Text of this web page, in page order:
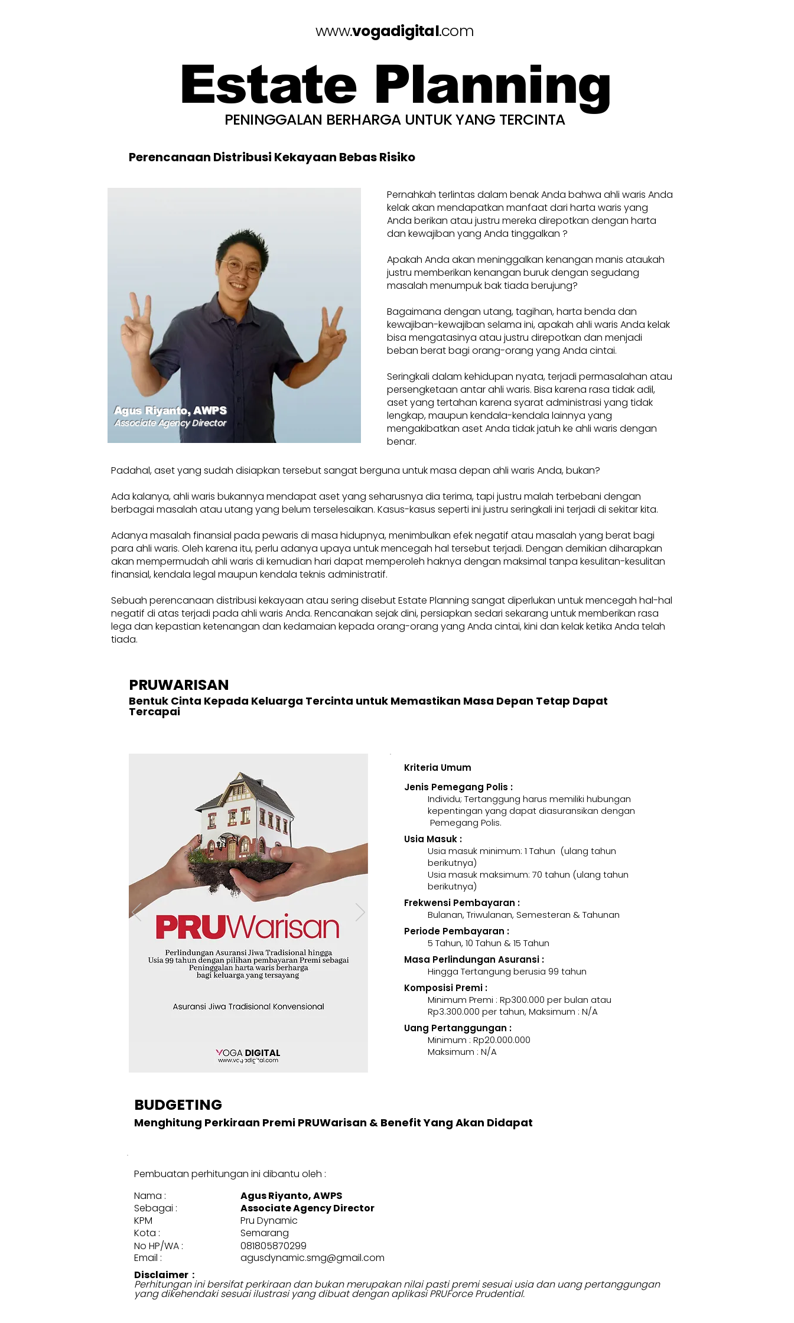
www.vogadigital.com
Estate Planning
PENINGGALAN BERHARGA UNTUK YANG TERCINTA
Perencanaan Distribusi Kekayaan Bebas Risiko
Associate Agency Director
Agus Riyanto, AWPS
Pernahkah terlintas dalam benak Anda bahwa ahli waris Anda
kelak akan mendapatkan manfaat dari harta waris yang
Anda berikan atau justru mereka direpotkan dengan harta
dan kewajiban yang Anda tinggalkan ?
Apakah Anda akan meninggalkan kenangan manis ataukah
justru memberikan kenangan buruk dengan segudang
masalah menumpuk bak tiada berujung?
Bagaimana dengan utang, tagihan, harta benda dan
kewajiban-kewajiban selama ini, apakah ahli waris Anda kelak
bisa mengatasinya atau justru direpotkan dan menjadi
beban berat bagi orang-orang yang Anda cintai.
Seringkali dalam kehidupan nyata, terjadi permasalahan atau
persengketaan antar ahli waris. Bisa karena rasa tidak adil,
aset yang tertahan karena syarat administrasi yang tidak
lengkap, maupun kendala-kendala lainnya yang
mengakibatkan aset Anda tidak jatuh ke ahli waris dengan
benar.
Padahal, aset yang sudah disiapkan tersebut sangat berguna untuk masa depan ahli waris Anda, bukan?
Ada kalanya, ahli waris bukannya mendapat aset yang seharusnya dia terima, tapi justru malah terbebani dengan
berbagai masalah atau utang yang belum terselesaikan. Kasus-kasus seperti ini justru seringkali ini terjadi di sekitar kita.
Adanya masalah finansial pada pewaris di masa hidupnya, menimbulkan efek negatif atau masalah yang berat bagi
para ahli waris. Oleh karena itu, perlu adanya upaya untuk mencegah hal tersebut terjadi. Dengan demikian diharapkan
akan mempermudah ahli waris di kemudian hari dapat memperoleh haknya dengan maksimal tanpa kesulitan-kesulitan
finansial, kendala legal maupun kendala teknis administratif.
Sebuah perencanaan distribusi kekayaan atau sering disebut Estate Planning sangat diperlukan untuk mencegah hal-hal
negatif di atas terjadi pada ahli waris Anda. Rencanakan sejak dini, persiapkan sedari sekarang untuk memberikan rasa
lega dan kepastian ketenangan dan kedamaian kepada orang-orang yang Anda cintai, kini dan kelak ketika Anda telah
tiada.
PRUWARISAN
Bentuk Cinta Kepada Keluarga Tercinta untuk Memastikan Masa Depan Tetap Dapat
Tercapai
Kriteria Umum
Jenis Pemegang Polis :
Individu; Tertanggung harus memiliki hubungan
kepentingan yang dapat diasuransikan dengan
Pemegang Polis.
Usia Masuk :
Usia masuk minimum: 1 Tahun (ulang tahun
berikutnya)
Usia masuk maksimum: 70 tahun (ulang tahun
berikutnya)
Frekwensi Pembayaran :
Bulanan, Triwulanan, Semesteran & Tahunan
Periode Pembayaran :
5 Tahun, 10 Tahun & 15 Tahun
Masa Perlindungan Asuransi :
Hingga Tertangung berusia 99 tahun
Komposisi Premi :
Minimum Premi : Rp300.000 per bulan atau
Rp3.300.000 per tahun, Maksimum : N/A
Uang Pertanggungan :
Minimum : Rp20.000.000
Maksimum : N/A
BUDGETING
Menghitung Perkiraan Premi PRUWarisan & Benefit Yang Akan Didapat
Pembuatan perhitungan ini dibantu oleh :
Semarang
Kota :
081805870299
No HP/WA :
Email :
agusdynamic.smg@gmail.com
Disclaimer :
Perhitungan ini bersifat perkiraan dan bukan merupakan nilai pasti premi sesuai usia dan uang pertanggungan
yang dikehendaki sesuai ilustrasi yang dibuat dengan aplikasi PRUForce Prudential.
Nama :
Agus Riyanto, AWPS
Sebagai :
Associate Agency Director
KPM
Pru Dynamic